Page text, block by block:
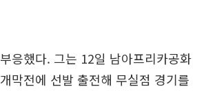
응했다. 그는 12일 남아프리카공화
막전에 선발 출전해 무실점 경기를